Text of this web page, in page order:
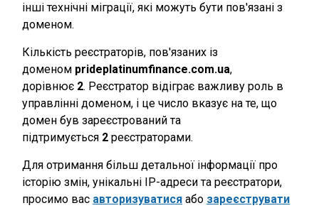
інші технічні міграції, які можуть бути пов'язані з
доменом.
Кількість реєстраторів, пов'язаних із
доменом prideplatinumfinance.com.ua,
дорівнює 2. Реєстратор відіграє важливу роль в
управлінні доменом, і це число вказує на те, що
домен був зареєстрований та
підтримується 2 реєстраторами.
Для отримання більш детальної інформації про
історію змін, унікальні IP-адреси та реєстратори,
просимо вас авторизуватися або зареєструвати